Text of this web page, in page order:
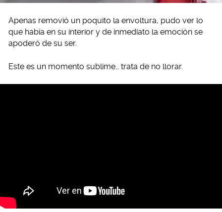
Apenas removió un poquito la envoltura, pudo ver lo
que había en su interior y de inmediato la emoción se
apoderó de su ser.
Este es un momento sublime… trata de no llorar.